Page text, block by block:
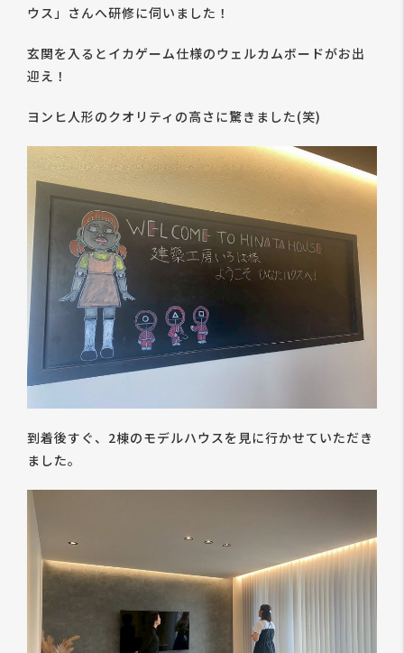
ウス」さんへ研修に伺いました！
玄関を入るとイカゲーム仕様のウェルカムボードがお出
迎え！
ヨンヒ人形のクオリティの高さに驚きました(笑)
到着後すぐ、2棟のモデルハウスを見に行かせていただき
ました。